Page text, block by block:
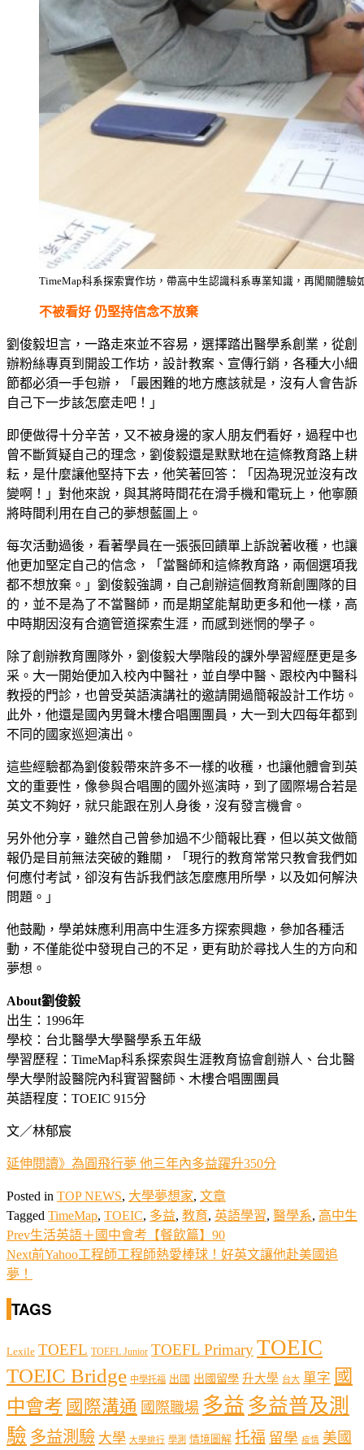
TimeMap科系探索實作坊，帶高中生認識科系專業知識，再闖關體驗
不被看好 仍堅持信念不放棄
劉俊毅坦言，一路走來並不容易，選擇踏出醫學系創業，從創
辦粉絲專頁到開設工作坊，設計教案、宣傳行銷，各種大小細
節都必須一手包辦，「最困難的地方應該就是，沒有人會告訴
自己下一步該怎麼走吧！」
即便做得十分辛苦，又不被身邊的家人朋友們看好，過程中也
曾不斷質疑自己的理念，劉俊毅還是默默地在這條教育路上耕
耘，是什麼讓他堅持下去，他笑著回答：「因為現況並沒有改
變啊！」對他來說，與其將時間花在滑手機和電玩上，他寧願
將時間利用在自己的夢想藍圖上。
每次活動過後，看著學員在一張張回饋單上訴說著收穫，也讓
他更加堅定自己的信念，「當醫師和這條教育路，兩個選項我
都不想放棄。」劉俊毅強調，自己創辦這個教育新創團隊的目
的，並不是為了不當醫師，而是期望能幫助更多和他一樣，高
中時期因沒有合適管道探索生涯，而感到迷惘的學子。
除了創辦教育團隊外，劉俊毅大學階段的課外學習經歷更是多
采。大一開始便加入校內中醫社，並自學中醫、跟校內中醫科
教授的門診，也曾受英語演講社的邀請開過簡報設計工作坊。
此外，他還是國內男聲木樓合唱團團員，大一到大四每年都到
不同的國家巡迴演出。
這些經驗都為劉俊毅帶來許多不一樣的收穫，也讓他體會到英
文的重要性，像參與合唱團的國外巡演時，到了國際場合若是
英文不夠好，就只能跟在別人身後，沒有發言機會。
另外他分享，雖然自己曾參加過不少簡報比賽，但以英文做簡
報仍是目前無法突破的難關，「現行的教育常常只教會我們如
何應付考試，卻沒有告訴我們該怎麼應用所學，以及如何解決
問題。」
他鼓勵，學弟妹應利用高中生涯多方探索興趣，參加各種活
動，不僅能從中發現自己的不足，更有助於尋找人生的方向和
夢想。
About劉俊毅
出生：1996年
學校：台北醫學大學醫學系五年級
學習歷程：TimeMap科系探索與生涯教育協會創辦人、台北醫
學大學附設醫院內科實習醫師、木樓合唱團團員
英語程度：TOEIC 915分
文／林郁宸
延伸閱讀》為圓飛行夢 他三年內多益躍升350分
Posted in TOP NEWS, 大學夢想家, 文章
Tagged TimeMap, TOEIC, 多益, 教育, 英語學習, 醫學系, 高中生
Prev生活英語＋國中會考【餐飲篇】90
Next前Yahoo工程師工程師熱愛棒球！好英文讓他赴美國追
夢！
TAGS
Lexile TOEFL TOEFL Junior TOEFL PrimaryTOEIC
TOEIC Bridge 中學托福 出國 出國留學 升大學 台大 單字 國
中會考 國際溝通 國際職場 多益 多益普及測
驗 多益測驗 大學 大學排行 學測 情境圖解 托福 留學 疫情 美國